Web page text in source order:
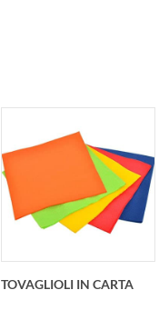
TOVAGLIOLI IN CARTA